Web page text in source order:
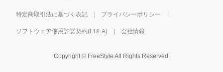
特定商取引法に基づく表記 プライバシーポリシー
ソフトウェア使用許諾契約(EULA) 会社情報
Copyright © FreeStyle All Rights Reserved.